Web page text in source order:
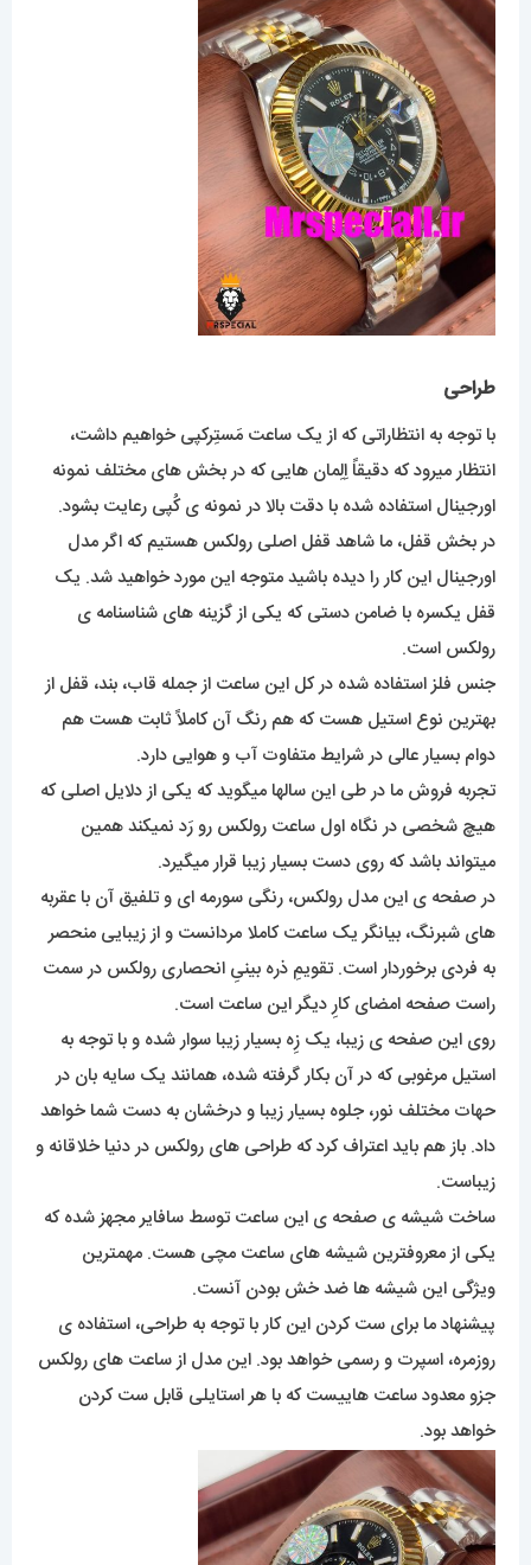
طراحی
با توجه به انتظاراتی که از یک ساعت مَستِرکپی خواهیم داشت،
انتظار میرود که دقیقاً اِلِمان هایی که در بخش های مختلف نمونه
اورجینال استفاده شده با دقت بالا در نمونه ی کُپی رعایت بشود.
در بخش قفل، ما شاهد قفل اصلی رولکس هستیم که اگر مدل
اورجینال این کار را دیده باشید متوجه این مورد خواهید شد. یک
قفل یکسره با ضامن دستی که یکی از گزینه های شناسنامه ی
رولکس است.
جنس فلز استفاده شده در کل این ساعت از جمله قاب، بند، قفل از
بهترین نوع استیل هست که هم رنگ آن کاملاً ثابت هست هم
دوام بسیار عالی در شرایط متفاوت آب و هوایی دارد.
تجربه فروش ما در طی این سالها میگوید که یکی از دلایل اصلی که
هیچ شخصی در نگاه اول ساعت رولکس رو رَد نمیکند همین
میتواند باشد که روی دست بسیار زیبا قرار میگیرد.
در صفحه ی این مدل رولکس، رنگی سورمه ای و تلفیق آن با عقربه
های شبرنگ، بیانگر یک ساعت کاملا مردانست و از زیبایی منحصر
به فردی برخوردار است. تقویمِ ذره بینیِ انحصاری رولکس در سمت
راست صفحه امضای کارِ دیگر این ساعت است.
روی این صفحه ی زیبا، یک زِه بسیار زیبا سوار شده و با توجه به
استیل مرغوبی که در آن بکار گرفته شده، همانند یک سایه بان در
حهات مختلف نور، جلوه بسیار زیبا و درخشان به دست شما خواهد
داد. باز هم باید اعتراف کرد که طراحی های رولکس در دنیا خلاقانه و
زیباست.
ساخت شیشه ی صفحه ی این ساعت توسط سافایر مجهز شده که
یکی از معروفترین شیشه های ساعت مچی هست. مهمترین
ویژگی این شیشه ها ضد خش بودن آنست.
پیشنهاد ما برای ست کردن این کار با توجه به طراحی، استفاده ی
روزمره، اسپرت و رسمی خواهد بود. این مدل از ساعت های رولکس
جزو معدود ساعت هاییست که با هر استایلی قابل ست کردن
خواهد بود.